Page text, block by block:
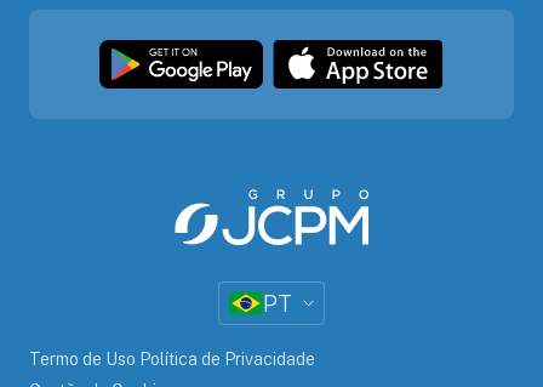
PT
Termo de Uso Política de Privacidade